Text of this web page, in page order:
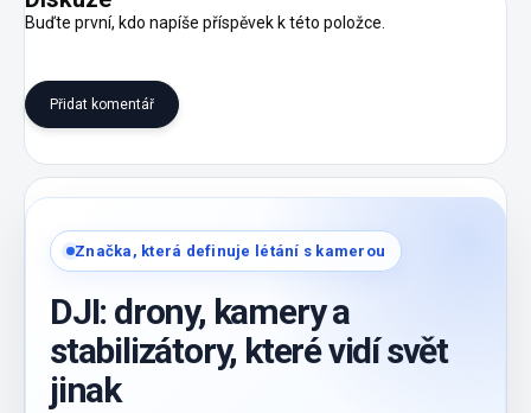
Buďte první, kdo napíše příspěvek k této položce.
Přidat komentář
Značka, která definuje létání s kamerou
DJI: drony, kamery a
stabilizátory, které vidí svět
jinak